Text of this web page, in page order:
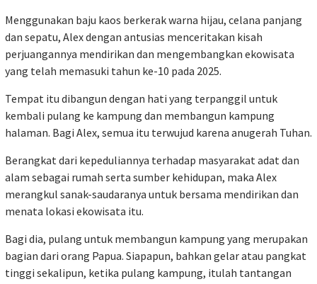
Menggunakan baju kaos berkerak warna hijau, celana panjang
dan sepatu, Alex dengan antusias menceritakan kisah
perjuangannya mendirikan dan mengembangkan ekowisata
yang telah memasuki tahun ke-10 pada 2025.
Tempat itu dibangun dengan hati yang terpanggil untuk
kembali pulang ke kampung dan membangun kampung
halaman. Bagi Alex, semua itu terwujud karena anugerah Tuhan.
Berangkat dari kepeduliannya terhadap masyarakat adat dan
alam sebagai rumah serta sumber kehidupan, maka Alex
merangkul sanak-saudaranya untuk bersama mendirikan dan
menata lokasi ekowisata itu.
Bagi dia, pulang untuk membangun kampung yang merupakan
bagian dari orang Papua. Siapapun, bahkan gelar atau pangkat
tinggi sekalipun, ketika pulang kampung, itulah tantangan